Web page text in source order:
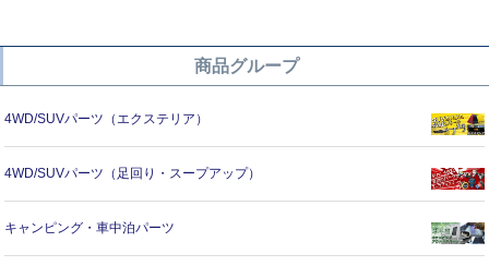
商品グループ
4WD/SUVパーツ（エクステリア）
4WD/SUVパーツ（足回り・スープアップ）
キャンピング・車中泊パーツ